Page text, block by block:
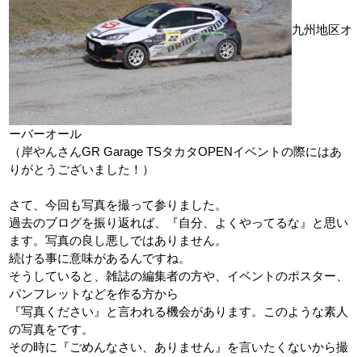
九州地区オ
ーバーオール
（岸やんさんGR Garage TSタカタOPENイベントの際にはあ
りがとうございました！）
さて、今回も写真を撮って参りました。
過去のブログを振り返れば、『自分、よくやってるな』と思い
ます。写真の良し悪しではありません。
続ける事に意味があるんですね。
そうしていると、雑誌の編集者の方や、イベントのポスター、
パンフレットなどを作る方から
『写真ください』と言われる機会があります。このような素人
の写真をです。
その時に『ごめんなさい、ありません』を言いたくないから撮